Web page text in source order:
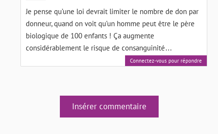
Je pense qu’une loi devrait limiter le nombre de don par
donneur, quand on voit qu’un homme peut être le père
biologique de 100 enfants ! Ça augmente
considérablement le risque de consanguinité…
Connectez-vous pour répondre
Insérer commentaire